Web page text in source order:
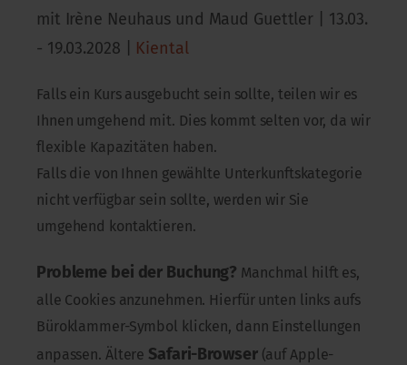
mit Irène Neuhaus und Maud Guettler | 13.03.
- 19.03.2028 | Kiental
Falls ein Kurs ausgebucht sein sollte, teilen wir es
Ihnen umgehend mit. Dies kommt selten vor, da wir
flexible Kapazitäten haben.
Falls die von Ihnen gewählte Unterkunftskategorie
nicht verfügbar sein sollte, werden wir Sie
umgehend kontaktieren.
Probleme bei der Buchung? Manchmal hilft es,
alle Cookies anzunehmen. Hierfür unten links aufs
Büroklammer-Symbol klicken, dann Einstellungen
anpassen. Ältere Safari-Browser (auf Apple-